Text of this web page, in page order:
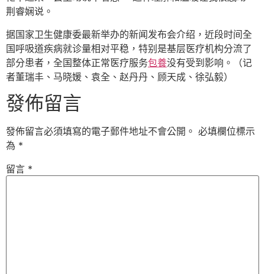
荆睿娴说。
据国家卫生健康委最新举办的新闻发布会介绍，近段时间全
国呼吸道疾病就诊量相对平稳，特别是基层医疗机构分流了
部分患者，全国整体正常医疗服务包養没有受到影响。（记
者董瑞丰、马晓媛、袁全、赵丹丹、顾天成、徐弘毅）
發佈留言
發佈留言必須填寫的電子郵件地址不會公開。 必填欄位標示
為 *
留言 *